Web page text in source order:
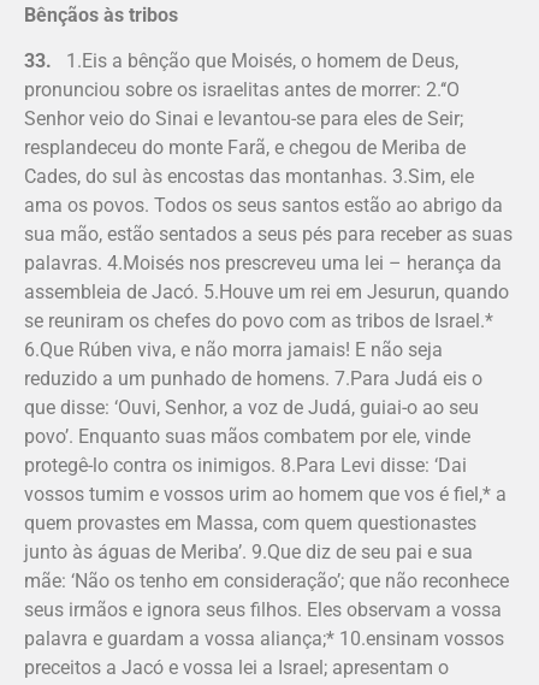
Bênçãos às tribos
33. 1.Eis a bênção que Moisés, o homem de Deus,
pronunciou sobre os israelitas antes de morrer: 2.‘‘O
Senhor veio do Sinai e levantou-se para eles de Seir;
resplandeceu do monte Farã, e chegou de Meriba de
Cades, do sul às encostas das montanhas. 3.Sim, ele
ama os povos. Todos os seus santos estão ao abrigo da
sua mão, estão sentados a seus pés para receber as suas
palavras. 4.Moisés nos prescreveu uma lei – herança da
assembleia de Jacó. 5.Houve um rei em Jesurun, quando
se reuniram os chefes do povo com as tribos de Israel.*
6.Que Rúben viva, e não morra jamais! E não seja
reduzido a um punhado de homens. 7.Para Judá eis o
que disse: ‘Ouvi, Senhor, a voz de Judá, guiai-o ao seu
povo’. Enquanto suas mãos combatem por ele, vinde
protegê-lo contra os inimigos. 8.Para Levi disse: ‘Dai
vossos tumim e vossos urim ao homem que vos é fiel,* a
quem provastes em Massa, com quem questionastes
junto às águas de Meriba’. 9.Que diz de seu pai e sua
mãe: ‘Não os tenho em consideração’; que não reconhece
seus irmãos e ignora seus filhos. Eles observam a vossa
palavra e guardam a vossa aliança;* 10.ensinam vossos
preceitos a Jacó e vossa lei a Israel; apresentam o